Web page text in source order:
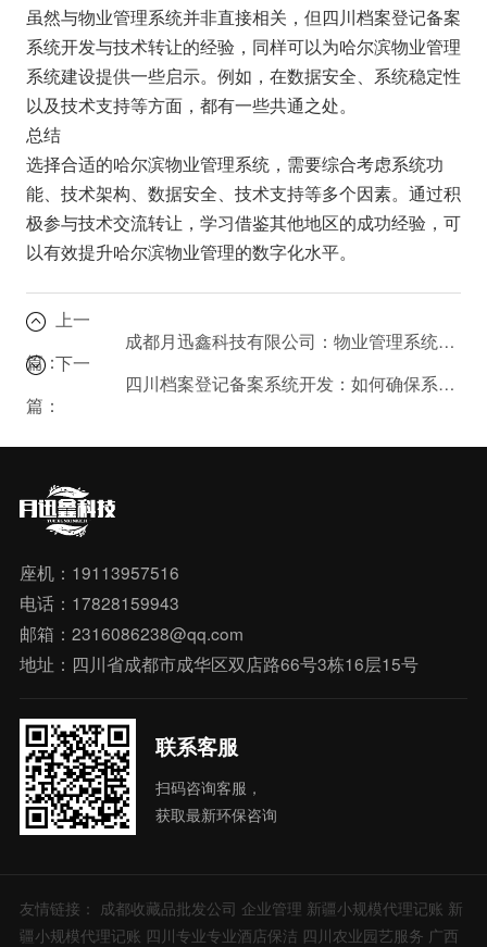
虽然与物业管理系统并非直接相关，但四川档案登记备案
系统开发与技术转让的经验，同样可以为哈尔滨物业管理
系统建设提供一些启示。例如，在数据安全、系统稳定性
以及技术支持等方面，都有一些共通之处。
总结
选择合适的哈尔滨物业管理系统，需要综合考虑系统功
能、技术架构、数据安全、技术支持等多个因素。通过积
极参与技术交流转让，学习借鉴其他地区的成功经验，可
以有效提升哈尔滨物业管理的数字化水平。
上一
篇：
成都月迅鑫科技有限公司：物业管理系统开发的优势是什么？
下一
篇：
四川档案登记备案系统开发：如何确保系统符合相关规定？
座机：19113957516
电话：17828159943
邮箱：2316086238@qq.com
地址：四川省成都市成华区双店路66号3栋16层15号
联系客服
扫码咨询客服，
获取最新环保咨询
友情链接： 成都收藏品批发公司 企业管理 新疆小规模代理记账 新
疆小规模代理记账 四川专业专业酒店保洁 四川农业园艺服务 广西